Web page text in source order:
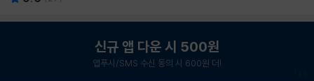
신규 앱 다운 시 500원
앱푸시/SMS 수신 동의 시 600원 더!